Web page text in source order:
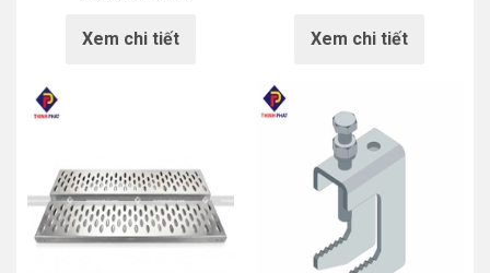
Xem chi tiết Xem chi tiết